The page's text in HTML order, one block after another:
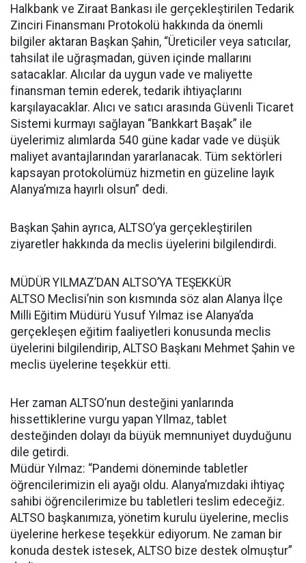
Halkbank ve Ziraat Bankası ile gerçekleştirilen Tedarik
Zinciri Finansmanı Protokolü hakkında da önemli
bilgiler aktaran Başkan Şahin, “Üreticiler veya satıcılar,
tahsilat ile uğraşmadan, güven içinde mallarını
satacaklar. Alıcılar da uygun vade ve maliyette
finansman temin ederek, tedarik ihtiyaçlarını
karşılayacaklar. Alıcı ve satıcı arasında Güvenli Ticaret
Sistemi kurmayı sağlayan “Bankkart Başak” ile
üyelerimiz alımlarda 540 güne kadar vade ve düşük
maliyet avantajlarından yararlanacak. Tüm sektörleri
kapsayan protokolümüz hizmetin en güzeline layık
Alanya’mıza hayırlı olsun” dedi.
Başkan Şahin ayrıca, ALTSO’ya gerçekleştirilen
ziyaretler hakkında da meclis üyelerini bilgilendirdi.
MÜDÜR YILMAZ’DAN ALTSO’YA TEŞEKKÜR
ALTSO Meclisi’nin son kısmında söz alan Alanya İlçe
Milli Eğitim Müdürü Yusuf Yılmaz ise Alanya’da
gerçekleşen eğitim faaliyetleri konusunda meclis
üyelerini bilgilendirip, ALTSO Başkanı Mehmet Şahin ve
meclis üyelerine teşekkür etti.
Her zaman ALTSO’nun desteğini yanlarında
hissettiklerine vurgu yapan YIlmaz, tablet
desteğinden dolayı da büyük memnuniyet duyduğunu
dile getirdi.
Müdür Yılmaz: “Pandemi döneminde tabletler
öğrencilerimizin eli ayağı oldu. Alanya’mızdaki ihtiyaç
sahibi öğrencilerimize bu tabletleri teslim edeceğiz.
ALTSO başkanımıza, yönetim kurulu üyelerine, meclis
üyelerine herkese teşekkür ediyorum. Ne zaman bir
konuda destek istesek, ALTSO bize destek olmuştur”